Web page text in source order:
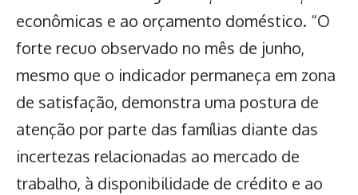
econômicas e ao orçamento doméstico. “O
forte recuo observado no mês de junho,
mesmo que o indicador permaneça em zona
de satisfação, demonstra uma postura de
atenção por parte das famílias diante das
incertezas relacionadas ao mercado de
trabalho, à disponibilidade de crédito e ao